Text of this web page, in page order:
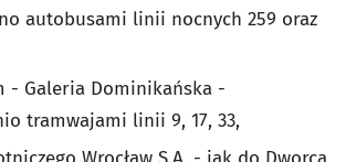
autobusami linii nocnych 259 oraz
- Galeria Dominikańska -
tramwajami linii 9, 17, 33,